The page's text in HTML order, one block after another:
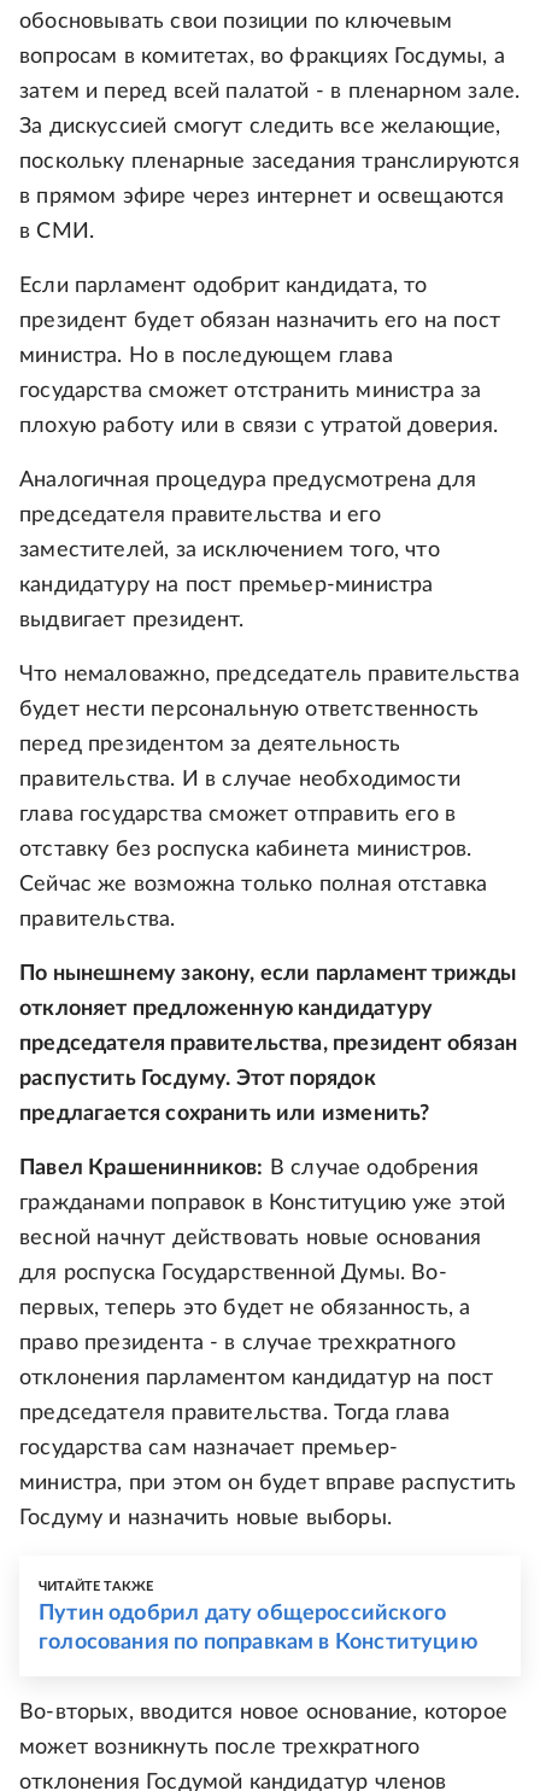
обосновывать свои позиции по ключевым
вопросам в комитетах, во фракциях Госдумы, а
затем и перед всей палатой - в пленарном зале.
За дискуссией смогут следить все желающие,
поскольку пленарные заседания транслируются
в прямом эфире через интернет и освещаются
в СМИ.
Если парламент одобрит кандидата, то
президент будет обязан назначить его на пост
министра. Но в последующем глава
государства сможет отстранить министра за
плохую работу или в связи с утратой доверия.
Аналогичная процедура предусмотрена для
председателя правительства и его
заместителей, за исключением того, что
кандидатуру на пост премьер-министра
выдвигает президент.
Что немаловажно, председатель правительства
будет нести персональную ответственность
перед президентом за деятельность
правительства. И в случае необходимости
глава государства сможет отправить его в
отставку без роспуска кабинета министров.
Сейчас же возможна только полная отставка
правительства.
По нынешнему закону, если парламент трижды
отклоняет предложенную кандидатуру
председателя правительства, президент обязан
распустить Госдуму. Этот порядок
предлагается сохранить или изменить?
Павел Крашенинников: В случае одобрения
гражданами поправок в Конституцию уже этой
весной начнут действовать новые основания
для роспуска Государственной Думы. Во-
первых, теперь это будет не обязанность, а
право президента - в случае трехкратного
отклонения парламентом кандидатур на пост
председателя правительства. Тогда глава
государства сам назначает премьер-
министра, при этом он будет вправе распустить
Госдуму и назначить новые выборы.
ЧИТАЙТЕ ТАКЖЕ
Путин одобрил дату общероссийского
голосования по поправкам в Конституцию
Во-вторых, вводится новое основание, которое
может возникнуть после трехкратного
отклонения Госдумой кандидатур членов